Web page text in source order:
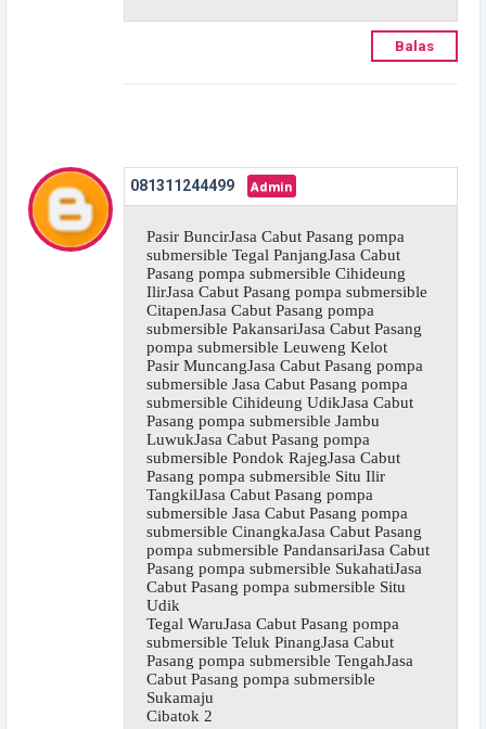
Balas
081311244499
Pasir BuncirJasa Cabut Pasang pompa
submersible Tegal PanjangJasa Cabut
Pasang pompa submersible Cihideung
IlirJasa Cabut Pasang pompa submersible
CitapenJasa Cabut Pasang pompa
submersible PakansariJasa Cabut Pasang
pompa submersible Leuweng Kelot
Pasir MuncangJasa Cabut Pasang pompa
submersible Jasa Cabut Pasang pompa
submersible Cihideung UdikJasa Cabut
Pasang pompa submersible Jambu
LuwukJasa Cabut Pasang pompa
submersible Pondok RajegJasa Cabut
Pasang pompa submersible Situ Ilir
TangkilJasa Cabut Pasang pompa
submersible Jasa Cabut Pasang pompa
submersible CinangkaJasa Cabut Pasang
pompa submersible PandansariJasa Cabut
Pasang pompa submersible SukahatiJasa
Cabut Pasang pompa submersible Situ
Udik
Tegal WaruJasa Cabut Pasang pompa
submersible Teluk PinangJasa Cabut
Pasang pompa submersible TengahJasa
Cabut Pasang pompa submersible
Sukamaju
Cibatok 2